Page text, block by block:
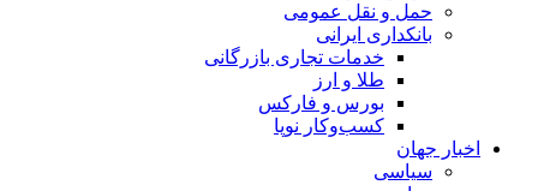
حمل و نقل عمومی
بانکداری ایرانی
خدمات تجاری بازرگانی
طلا و ارز
بورس و فارکس
کسب‌وکار نوپا
اخبار جهان
سیاسی